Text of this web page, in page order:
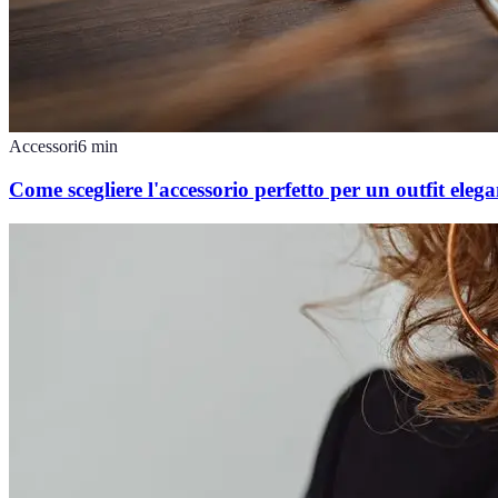
Accessori6 min
Come scegliere l'accessorio perfetto per un outfit